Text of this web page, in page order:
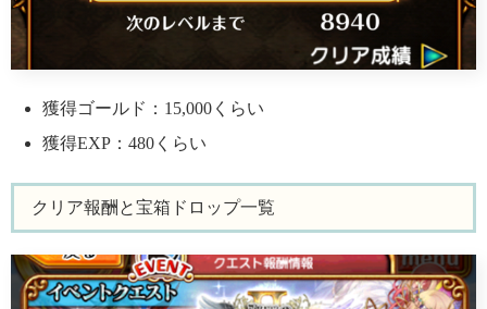
獲得ゴールド：15,000くらい
獲得EXP：480くらい
クリア報酬と宝箱ドロップ一覧